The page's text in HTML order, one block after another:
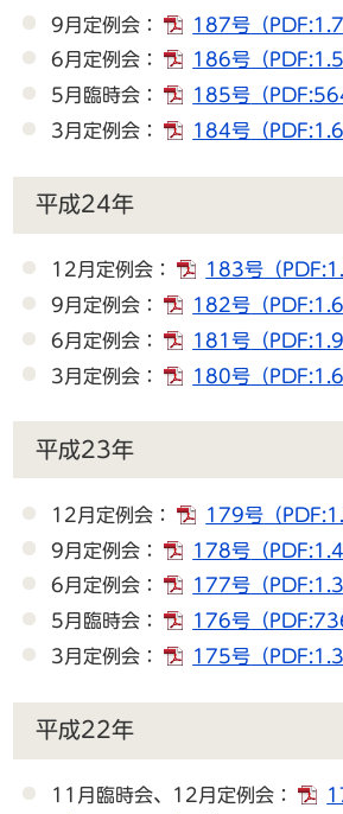
9月定例会：
187号 （
6月定例会：
186号 （
5月臨時会：
185号 （
3月定例会：
184号 （
平成24年
12月定例会： 183号 （
9月定例会：
182号 （
6月定例会：
181号 （
3月定例会：
180号 （
平成23年
12月定例会： 179号 （
9月定例会：
178号 （
6月定例会：
177号 （
5月臨時会：
176号 （
3月定例会：
175号 （
平成22年
11月臨時会、12月定例会：